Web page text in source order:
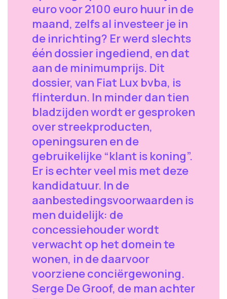
euro voor 2100 euro huur in de
maand, zelfs al investeer je in
de inrichting? Er werd slechts
één dossier ingediend, en dat
aan de minimumprijs. Dit
dossier, van Fiat Lux bvba, is
flinterdun. In minder dan tien
bladzijden wordt er gesproken
over streekproducten,
openingsuren en de
gebruikelijke “klant is koning”.
Er is echter veel mis met deze
kandidatuur. In de
aanbestedingsvoorwaarden is
men duidelijk: de
concessiehouder wordt
verwacht op het domein te
wonen, in de daarvoor
voorziene conciërgewoning.
Serge De Groof, de man achter